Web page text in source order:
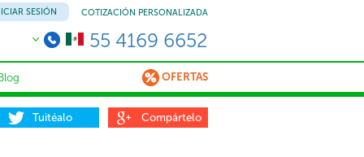
SESIÓN COTIZACIÓN PERSONALIZADA
55 4169 6652
OFERTAS
Tuitéalo Compártelo